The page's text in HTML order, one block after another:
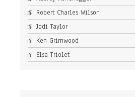
Robert Charles Wilson
Jodi Taylor
Ken Grimwood
Elsa Triolet